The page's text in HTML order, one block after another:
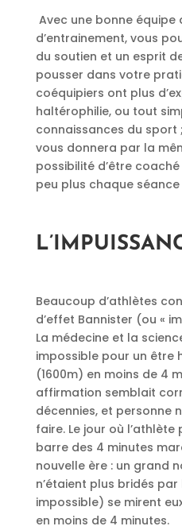
Avec une bonne équipe
d’entrainement, vous
du soutien et un esprit
pousser dans votre
coéquipiers ont plus
haltérophilie, ou tout
connaissances du sport
vous donnera par la
possibilité d’être
peu plus chaque séance
Beaucoup d’athlètes
d’effet Bannister (ou «
La médecine et la
impossible pour un être
(1600m) en moins de 4
affirmation semblait
décennies, et personne
faire. Le jour où
barre des 4 minutes
nouvelle ère : un grand
n’étaient plus bridés
impossible) se mirent
en moins de 4 minutes.